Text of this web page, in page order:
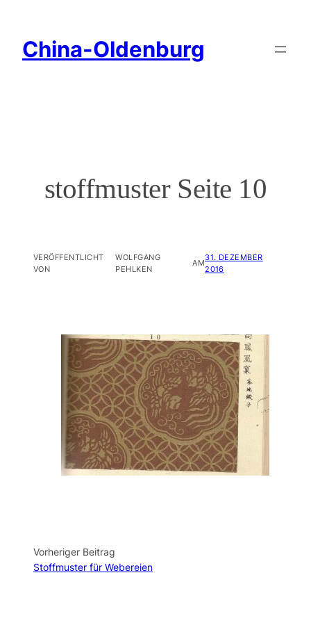
China-Oldenburg
stoffmuster Seite 10
VERÖFFENTLICHT
VON
WOLFGANG
PEHLKEN
AM
31. DEZEMBER
2016
Vorheriger Beitrag
Stoffmuster für Webereien